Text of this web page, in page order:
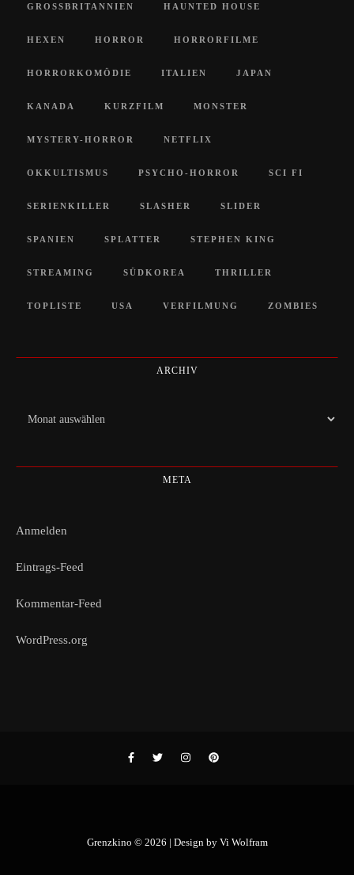
GROSSBRITANNIEN HAUNTED HOUSE
HEXEN HORROR HORRORFILME
HORRORKOMÖDIE ITALIEN JAPAN
KANADA KURZFILM MONSTER
MYSTERY-HORROR NETFLIX
OKKULTISMUS PSYCHO-HORROR SCI FI
SERIENKILLER SLASHER SLIDER
SPANIEN SPLATTER STEPHEN KING
STREAMING SÜDKOREA THRILLER
TOPLISTE USA VERFILMUNG ZOMBIES
ARCHIV
Archiv
META
Anmelden
Eintrags-Feed
Kommentar-Feed
WordPress.org
Grenzkino © 2026 | Design by Vi Wolfram